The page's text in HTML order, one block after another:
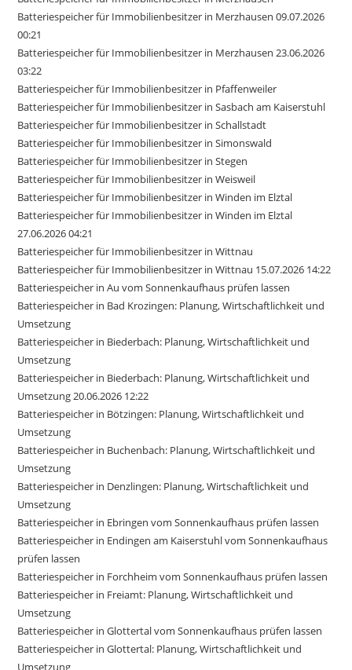
Batteriespeicher für Immobilienbesitzer in Merzhausen 09.07.2026
00:21
Batteriespeicher für Immobilienbesitzer in Merzhausen 23.06.2026
03:22
Batteriespeicher für Immobilienbesitzer in Pfaffenweiler
Batteriespeicher für Immobilienbesitzer in Sasbach am Kaiserstuhl
Batteriespeicher für Immobilienbesitzer in Schallstadt
Batteriespeicher für Immobilienbesitzer in Simonswald
Batteriespeicher für Immobilienbesitzer in Stegen
Batteriespeicher für Immobilienbesitzer in Weisweil
Batteriespeicher für Immobilienbesitzer in Winden im Elztal
Batteriespeicher für Immobilienbesitzer in Winden im Elztal
27.06.2026 04:21
Batteriespeicher für Immobilienbesitzer in Wittnau
Batteriespeicher für Immobilienbesitzer in Wittnau 15.07.2026 14:22
Batteriespeicher in Au vom Sonnenkaufhaus prüfen lassen
Batteriespeicher in Bad Krozingen: Planung, Wirtschaftlichkeit und
Umsetzung
Batteriespeicher in Biederbach: Planung, Wirtschaftlichkeit und
Umsetzung
Batteriespeicher in Biederbach: Planung, Wirtschaftlichkeit und
Umsetzung 20.06.2026 12:22
Batteriespeicher in Bötzingen: Planung, Wirtschaftlichkeit und
Umsetzung
Batteriespeicher in Buchenbach: Planung, Wirtschaftlichkeit und
Umsetzung
Batteriespeicher in Denzlingen: Planung, Wirtschaftlichkeit und
Umsetzung
Batteriespeicher in Ebringen vom Sonnenkaufhaus prüfen lassen
Batteriespeicher in Endingen am Kaiserstuhl vom Sonnenkaufhaus
prüfen lassen
Batteriespeicher in Forchheim vom Sonnenkaufhaus prüfen lassen
Batteriespeicher in Freiamt: Planung, Wirtschaftlichkeit und
Umsetzung
Batteriespeicher in Glottertal vom Sonnenkaufhaus prüfen lassen
Batteriespeicher in Glottertal: Planung, Wirtschaftlichkeit und
Umsetzung